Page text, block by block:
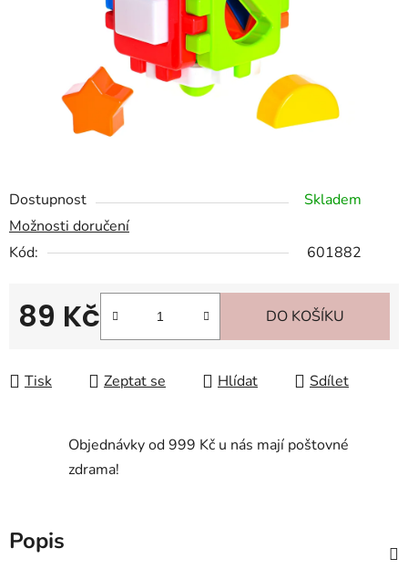
Dostupnost
Skladem
Možnosti doručení
Kód:
601882
89 Kč DO KOŠÍKU
Tisk Zeptat se Hlídat Sdílet
Objednávky od 999 Kč u nás mají poštovné
zdrama!
Popis